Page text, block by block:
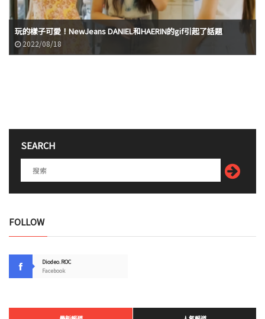
玩的樣子可愛！NewJeans DANIEL和HAERIN的gif引起了話題
2022/08/18
SEARCH
FOLLOW
Diodeo.ROC
Facebook